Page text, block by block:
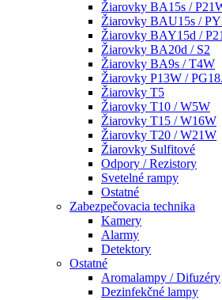
Žiarovky BA15s /
Žiarovky BAU15s /
Žiarovky BAY15d /
Žiarovky BA20d / S2
Žiarovky BA9s / T4W
Žiarovky P13W /
Žiarovky T5
Žiarovky T10 / W5W
Žiarovky T15 / W16W
Žiarovky T20 / W21W
Žiarovky Sulfitové
Odpory / Rezistory
Svetelné rampy
Ostatné
Zabezpečovacia technika
Kamery
Alarmy
Detektory
Ostatné
Aromalampy / Difuzéry
Dezinfekčné lampy